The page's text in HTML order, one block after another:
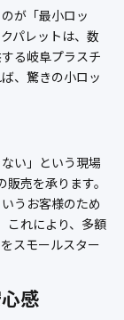
が「最小ロッ
パレットは、数
る岐阜プラスチ
、驚きの小ロッ
い」という現場
売を承ります。
うお客様のため
これにより、多額
スモールスター
感